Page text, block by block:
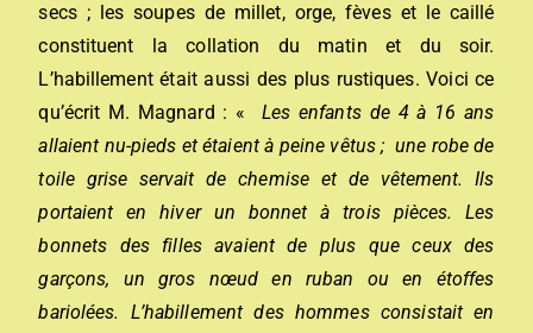
secs ; les soupes de millet, orge, fèves et le caillé
constituent la collation du matin et du soir.
L’habillement était aussi des plus rustiques. Voici ce
qu’écrit M. Magnard : « Les enfants de 4 à 16 ans
allaient nu-pieds et étaient à peine vêtus ; une robe de
toile grise servait de chemise et de vêtement. Ils
portaient en hiver un bonnet à trois pièces. Les
bonnets des filles avaient de plus que ceux des
garçons, un gros nœud en ruban ou en étoffes
bariolées. L’habillement des hommes consistait en